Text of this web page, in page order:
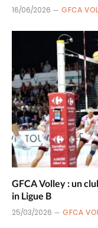
16/06/2026 GFCA
GFCA Volley : un
in Ligue B
25/03/2026 GFCA